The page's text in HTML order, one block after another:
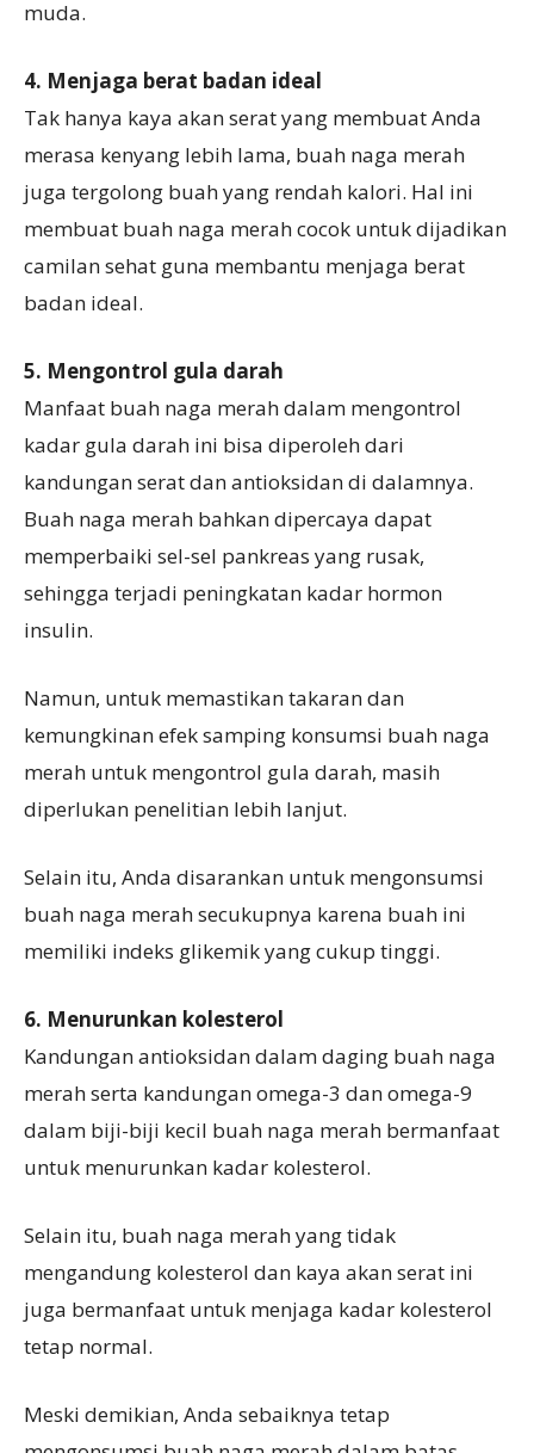
muda.
4. Menjaga berat badan ideal
Tak hanya kaya akan serat yang membuat Anda
merasa kenyang lebih lama, buah naga merah
juga tergolong buah yang rendah kalori. Hal ini
membuat buah naga merah cocok untuk dijadikan
camilan sehat guna membantu menjaga berat
badan ideal.
5. Mengontrol gula darah
Manfaat buah naga merah dalam mengontrol
kadar gula darah ini bisa diperoleh dari
kandungan serat dan antioksidan di dalamnya.
Buah naga merah bahkan dipercaya dapat
memperbaiki sel-sel pankreas yang rusak,
sehingga terjadi peningkatan kadar hormon
insulin.
Namun, untuk memastikan takaran dan
kemungkinan efek samping konsumsi buah naga
merah untuk mengontrol gula darah, masih
diperlukan penelitian lebih lanjut.
Selain itu, Anda disarankan untuk mengonsumsi
buah naga merah secukupnya karena buah ini
memiliki indeks glikemik yang cukup tinggi.
6. Menurunkan kolesterol
Kandungan antioksidan dalam daging buah naga
merah serta kandungan omega-3 dan omega-9
dalam biji-biji kecil buah naga merah bermanfaat
untuk menurunkan kadar kolesterol.
Selain itu, buah naga merah yang tidak
mengandung kolesterol dan kaya akan serat ini
juga bermanfaat untuk menjaga kadar kolesterol
tetap normal.
Meski demikian, Anda sebaiknya tetap